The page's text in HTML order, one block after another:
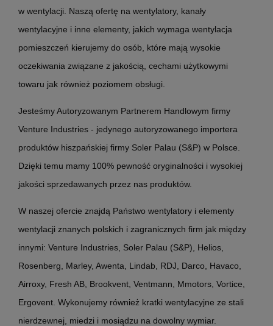
w wentylacji. Naszą ofertę na wentylatory, kanały
wentylacyjne i inne elementy, jakich wymaga wentylacja
pomieszczeń kierujemy do osób, które mają wysokie
oczekiwania związane z jakością, cechami użytkowymi
towaru jak również poziomem obsługi.
Jesteśmy Autoryzowanym Partnerem Handlowym firmy
Venture Industries - jedynego autoryzowanego importera
produktów hiszpańskiej firmy Soler Palau (S&P) w Polsce.
Dzięki temu mamy 100% pewność oryginalności i wysokiej
jakości sprzedawanych przez nas produktów.
W naszej ofercie znajdą Państwo wentylatory i elementy
wentylacji znanych polskich i zagranicznych firm jak między
innymi: Venture Industries, Soler Palau (S&P), Helios,
Rosenberg, Marley, Awenta, Lindab, RDJ, Darco, Havaco,
Airroxy, Fresh AB, Brookvent, Ventmann, Mmotors, Vortice,
Ergovent. Wykonujemy również kratki wentylacyjne ze stali
nierdzewnej, miedzi i mosiądzu na dowolny wymiar.